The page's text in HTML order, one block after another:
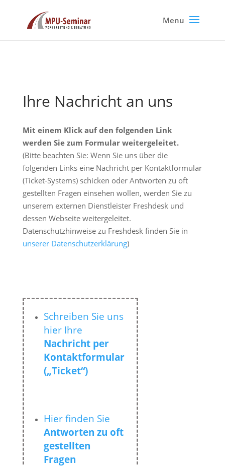
Ihre Nachricht an uns
Mit einem Klick auf den folgenden Link
werden Sie zum Formular weitergeleitet.
(Bitte beachten Sie: Wenn Sie uns über die
folgenden Links eine Nachricht per Kontaktformular
(Ticket-Systems) schicken oder Antworten zu oft
gestellten Fragen einsehen wollen, werden Sie zu
unserem externen Dienstleister Freshdesk und
dessen Webseite weitergeleitet.
Datenschutzhinweise zu Freshdesk finden Sie in
unserer Datenschutzerklärung)
Schreiben Sie uns
hier Ihre
Nachricht per
Kontaktformular
(„Ticket“)
Hier finden Sie
Antworten zu oft
gestellten
Fragen